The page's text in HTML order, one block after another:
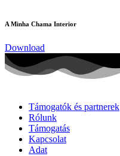
A Minha Chama Interior
Download
Támogatók és partnerek
Rólunk
Támogatás
Kapcsolat
Adat